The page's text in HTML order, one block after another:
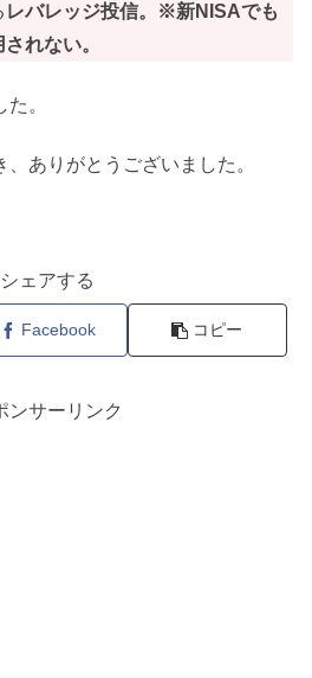
レバレッジ投信。※新NISAでも
れない。
。
ありがとうございました。
シェアする
Facebook コピー
ンサーリンク